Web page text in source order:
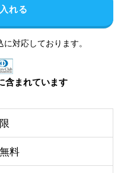
れる
対応しております。
含まれています
料